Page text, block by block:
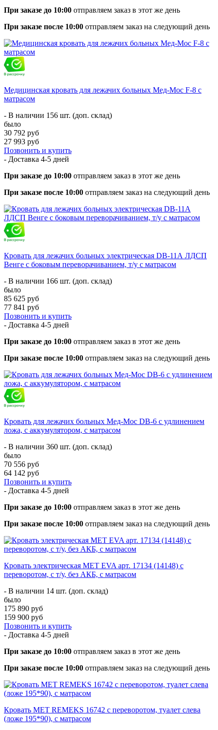
При заказе до 10:00 отправляем заказ в этот же день
При заказе после 10:00 отправляем заказ на следующий день
Медицинская кровать для лежачих больных Мед-Мос F-8 с
матрасом
- В наличии 156 шт. (доп. склад)
было
30 792 руб
27 993 руб
Позвонить и купить
- Доставка 4-5 дней
При заказе до 10:00 отправляем заказ в этот же день
При заказе после 10:00 отправляем заказ на следующий день
Кровать для лежачих больных электрическая DB-11А ЛДСП
Венге с боковым переворачиванием, т/у с матрасом
- В наличии 166 шт. (доп. склад)
было
85 625 руб
77 841 руб
Позвонить и купить
- Доставка 4-5 дней
При заказе до 10:00 отправляем заказ в этот же день
При заказе после 10:00 отправляем заказ на следующий день
Кровать для лежачих больных Мед-Мос DB-6 с удлинением
ложа, с аккумулятором, с матрасом
- В наличии 360 шт. (доп. склад)
было
70 556 руб
64 142 руб
Позвонить и купить
- Доставка 4-5 дней
При заказе до 10:00 отправляем заказ в этот же день
При заказе после 10:00 отправляем заказ на следующий день
Кровать электрическая MET EVA арт. 17134 (14148) с
переворотом, с т/у, без АКБ, с матрасом
- В наличии 14 шт. (доп. склад)
было
175 890 руб
159 900 руб
Позвонить и купить
- Доставка 4-5 дней
При заказе до 10:00 отправляем заказ в этот же день
При заказе после 10:00 отправляем заказ на следующий день
Кровать МЕТ REMEKS 16742 с переворотом, туалет слева
(ложе 195*90), с матрасом